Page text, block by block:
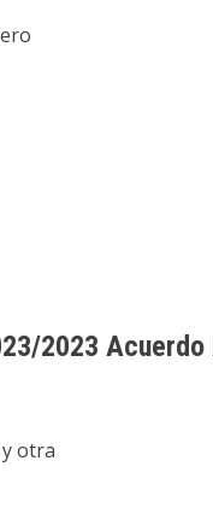
2023
otra